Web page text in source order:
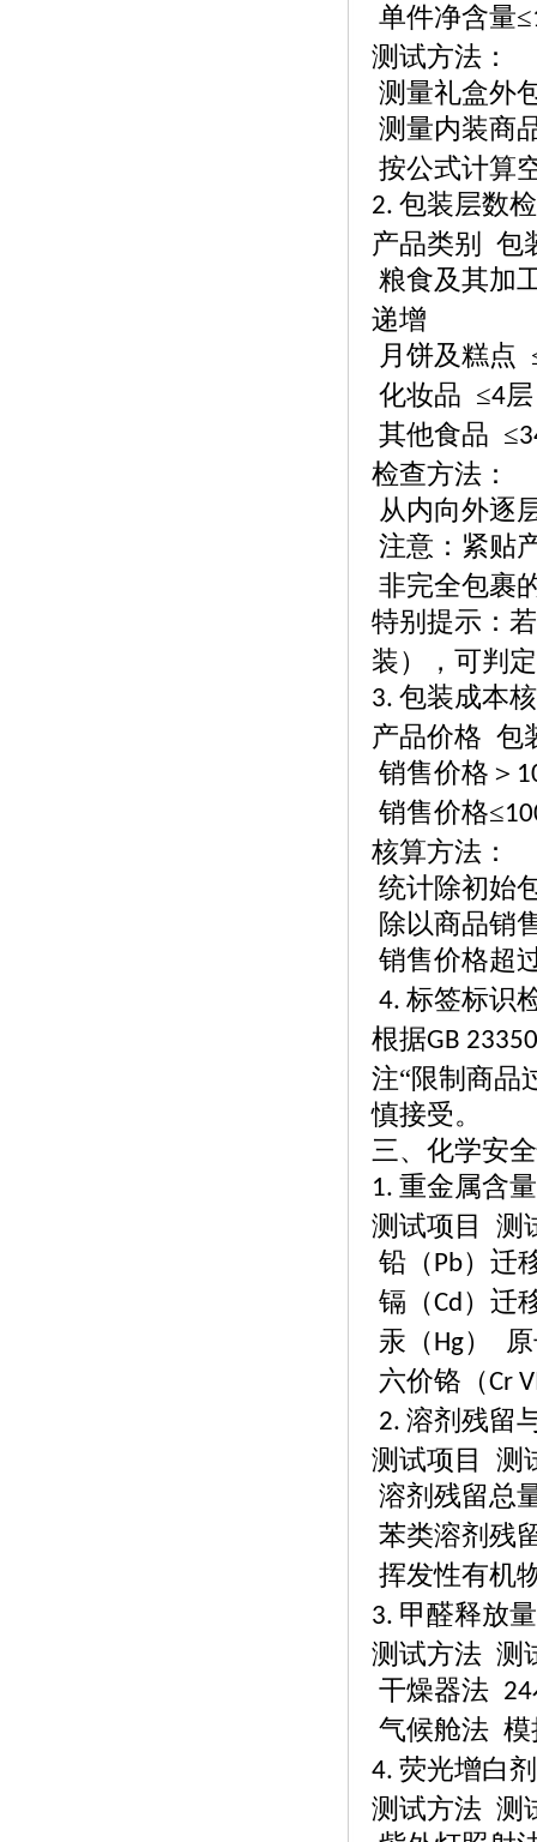
单件净含量≤
测试方法：
测量礼盒外
测量内装商
按公式计算
2. 包装层数
产品类别
包
粮食及其加
递增
月饼及糕点
化妆品 ≤4
其他食品 ≤
检查方法：
从内向外逐
注意：紧贴
非完全包裹
特别提示：
装），可判
3. 包装成本
产品价格 包
销售价格＞
销售价格≤
核算方法：
统计除初始
除以商品销
销售价格超
4. 标签标识
根据GB
注“限制商品
慎接受。
三、化学安
1. 重金属含
测试项目
测
铅（Pb）迁
镉（Cd）迁
汞（Hg）
六价铬（Cr
2. 溶剂残留
测试项目
测
溶剂残留总
苯类溶剂残
挥发性有机
3. 甲醛释放
测试方法 测
干燥器法 24
气候舱法 模
4. 荧光增白
测试方法 测